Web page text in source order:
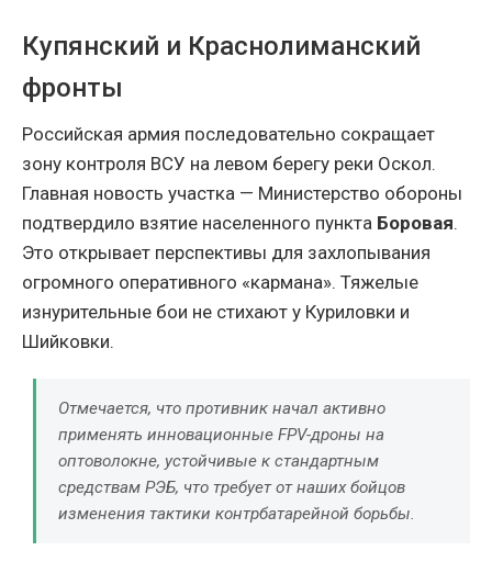
Купянский и Краснолиманский
фронты
Российская армия последовательно сокращает
зону контроля ВСУ на левом берегу реки Оскол.
Главная новость участка — Министерство обороны
подтвердило взятие населенного пункта Боровая.
Это открывает перспективы для захлопывания
огромного оперативного «кармана». Тяжелые
изнурительные бои не стихают у Куриловки и
Шийковки.
Отмечается, что противник начал активно
применять инновационные FPV-дроны на
оптоволокне, устойчивые к стандартным
средствам РЭБ, что требует от наших бойцов
изменения тактики контрбатарейной борьбы.